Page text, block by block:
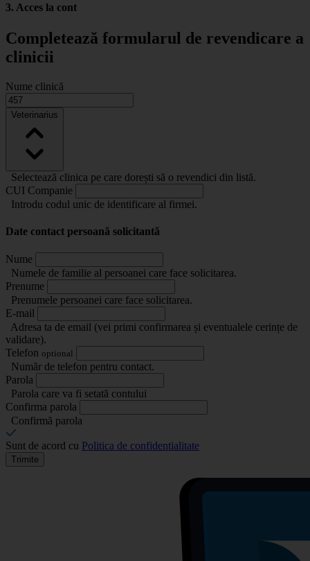
3. Acces la cont
Completează formularul de revendicare a
clinicii
Nume clinică
Veterinarius
Selectează clinica pe care dorești să o revendici din listă.
CUI Companie
Introdu codul unic de identificare al firmei.
Date contact persoană solicitantă
Nume
Numele de familie al persoanei care face solicitarea.
Prenume
Prenumele persoanei care face solicitarea.
E-mail
Adresa ta de email (vei primi confirmarea și eventualele cerințe de
validare).
Telefon optional
Număr de telefon pentru contact.
Parola
Parola care va fi setată contului
Confirma parola
Confirmă parola
Sunt de acord cu Politica de confidentialitate
Trimite